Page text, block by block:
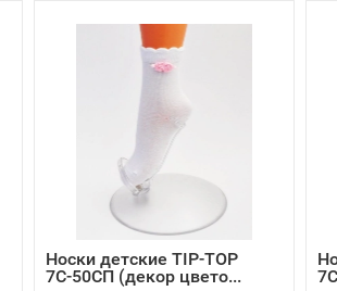
Носки детские TIP-TOP
7С-50СП (декор цвето...